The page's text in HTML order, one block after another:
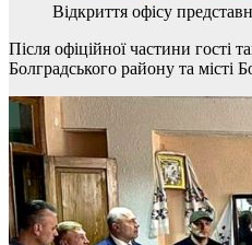
Відкриття офісу
Після офіційної частини гості
Болградського району та місті